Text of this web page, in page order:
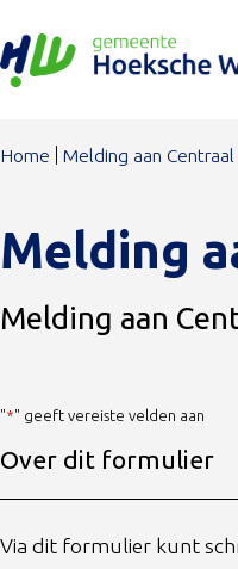
Home Melding aan
Melding
Melding aan
"*" geeft vereiste velden aan
Over dit formulier
Via dit formulier kunt